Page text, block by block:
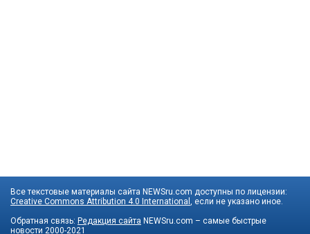
Все текстовые материалы сайта NEWSru.com доступны по лицензии:
Creative Commons Attribution 4.0 International , если не указано иное.
Обратная связь: Редакция сайта NEWSru.com – самые быстрые
новости 2000-2021